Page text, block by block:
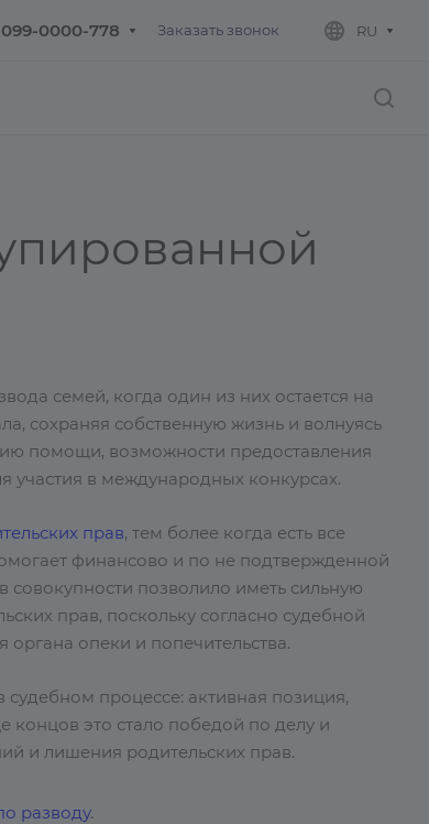
0000-778 Заказать звонок RU
семей, когда один из них остается на
сохраняя собственную жизнь и волнуясь
помощи, возможности предоставления
участия в международных конкурсах.
прав, тем более когда есть все
финансово и по не подтвержденной
совокупности позволило иметь сильную
прав, поскольку согласно судебной
опеки и попечительства.
процессе: активная позиция,
концов это стало победой по делу и
и лишения родительских прав.
разводу.